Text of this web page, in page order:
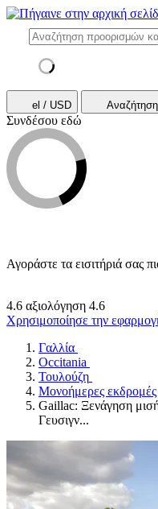
el / USD Αναζήτηση
Συνδέσου εδώ
Αγοράστε τα εισιτήριά σας
4.6 αξιολόγηση 4.6
Χρησιμοποίησε την
Γαλλία
Occitania
Τουλούζη
Μονοήμερες
Gaillac: Ξενάγηση
Γευσιγν...